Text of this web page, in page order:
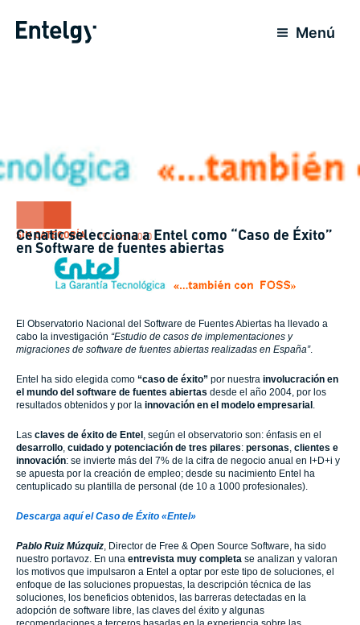
Menú
SIN CATEGORÍA 19 Abril 2010
Cenatic selecciona a Entel como “Caso de Éxito”
en Software de fuentes abiertas
El Observatorio Nacional del Software de Fuentes Abiertas ha llevado a
cabo la investigación “Estudio de casos de implementaciones y
migraciones de software de fuentes abiertas realizadas en España”.
Entel ha sido elegida como “caso de éxito” por nuestra involucración en
el mundo del software de fuentes abiertas desde el año 2004, por los
resultados obtenidos y por la innovación en el modelo empresarial .
Las claves de éxito de Entel , según el observatorio son: énfasis en el
desarrollo, cuidado y potenciación de tres pilares: personas, clientes e
innovación: se invierte más del 7% de la cifra de negocio anual en I+D+i y
se apuesta por la creación de empleo; desde su nacimiento Entel ha
centuplicado su plantilla de personal (de 10 a 1000 profesionales).
Descarga aquí el Caso de Éxito «Entel»
Pablo Ruiz Múzquiz, Director de Free & Open Source Software, ha sido
nuestro portavoz. En una entrevista muy completa se analizan y valoran
los motivos que impulsaron a Entel a optar por este tipo de soluciones, el
enfoque de las soluciones propuestas, la descripción técnica de las
soluciones, los beneficios obtenidos, las barreras detectadas en la
adopción de software libre, las claves del éxito y algunas